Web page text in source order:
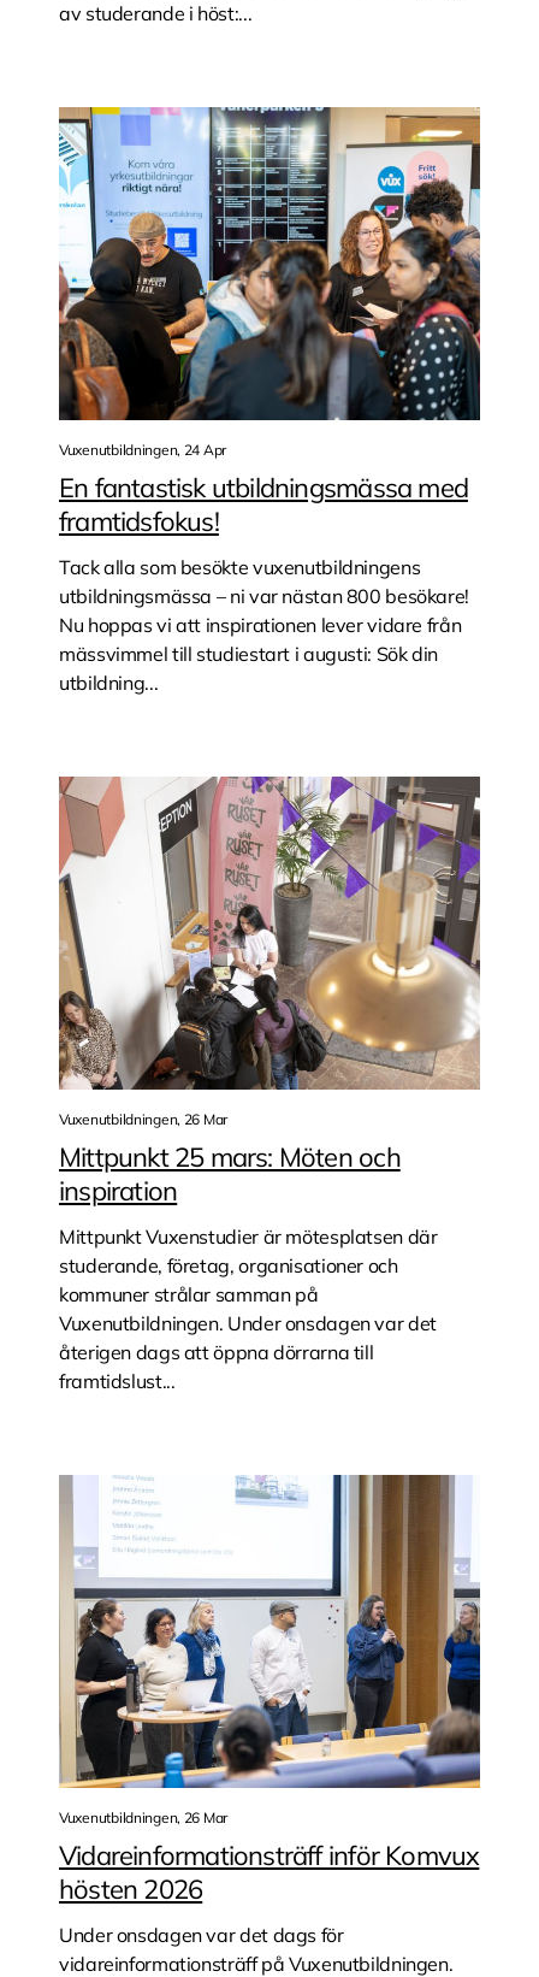
av studerande i höst:...
Vuxenutbildningen, 24 Apr
En fantastisk utbildningsmässa med
framtidsfokus!
Tack alla som besökte vuxenutbildningens
utbildningsmässa – ni var nästan 800 besökare!
Nu hoppas vi att inspirationen lever vidare från
mässvimmel till studiestart i augusti: Sök din
utbildning...
Vuxenutbildningen, 26 Mar
Mittpunkt 25 mars: Möten och
inspiration
Mittpunkt Vuxenstudier är mötesplatsen där
studerande, företag, organisationer och
kommuner strålar samman på
Vuxenutbildningen. Under onsdagen var det
återigen dags att öppna dörrarna till
framtidslust...
Vuxenutbildningen, 26 Mar
Vidareinformationsträff inför Komvux
hösten 2026
Under onsdagen var det dags för
vidareinformationsträff på Vuxenutbildningen.